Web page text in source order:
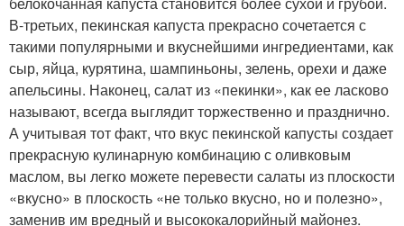
В-третьих, пекинская капуста прекрасно сочетается с
такими популярными и вкуснейшими ингредиентами, как
сыр, яйца, курятина, шампиньоны, зелень, орехи и даже
апельсины. Наконец, салат из «пекинки», как ее ласково
называют, всегда выглядит торжественно и празднично.
А учитывая тот факт, что вкус пекинской капусты создает
прекрасную кулинарную комбинацию с оливковым
маслом, вы легко можете перевести салаты из плоскости
«вкусно» в плоскость «не только вкусно, но и полезно»,
заменив им вредный и высококалорийный майонез.